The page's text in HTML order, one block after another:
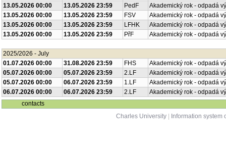
13.05.2026 00:00
13.05.2026 23:59 PedF
Akademický rok - odpadá
13.05.2026 00:00
13.05.2026 23:59 FSV
Akademický rok - odpadá
13.05.2026 00:00
13.05.2026 23:59 LFHK
Akademický rok - odpadá
13.05.2026 00:00
13.05.2026 23:59 PřF Akademický rok - odpadá
2025/2026 - July
01.07.2026 00:00
31.08.2026 23:59 FHS
Akademický rok - odpadá
05.07.2026 00:00
05.07.2026 23:59 2.LF
Akademický rok - odpadá
05.07.2026 00:00
06.07.2026 23:59 1.LF
Akademický rok - odpadá
06.07.2026 00:00
06.07.2026 23:59 2.LF
Akademický rok - odpadá
contacts
Charles University
Information